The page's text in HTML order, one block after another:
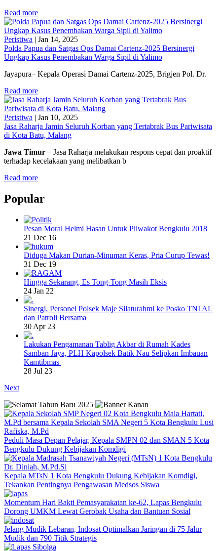
Read more
Peristiwa | Jan 14, 2025
Polda Papua dan Satgas Ops Damai Cartenz-2025 Bersinergi
Ungkap Kasus Penembakan Warga Sipil di Yalimo
Jayapura– Kepala Operasi Damai Cartenz-2025, Brigjen Pol. Dr.
Read more
Peristiwa | Jan 10, 2025
Jasa Raharja Jamin Seluruh Korban yang Tertabrak Bus Pariwisata
di Kota Batu, Malang
Jawa Timur – Jasa Raharja melakukan respons cepat dan proaktif
terhadap kecelakaan yang melibatkan b
Read more
Popular
Pesan Moral Helmi Hasan Untuk Pilwakot Bengkulu 2018
21 Dec 16
Diduga Makan Durian-Minuman Keras, Pria Curup Tewas!
31 Dec 19
Hingga Sekarang, Es Tong-Tong Masih Eksis
24 Jan 22
Sinergi, Personel Polsek Maje Silaturahmi ke Posko TNI AL
dan Patroli Bersama
30 Apr 23
Lakukan Pengamanan Tablig Akbar di Rumah Kades
Samban Jaya, PLH Kapolsek Batik Nau Selipkan Imbauan
Kamtibmas
28 Jul 23
Next
Peduli Masa Depan Pelajar, Kepala SMPN 02 dan SMAN 5 Kota
Bengkulu Dukung Kebijakan Komdigi
Kepala MTsN 1 Kota Bengkulu Dukung Kebijakan Komdigi,
Tekankan Pentingnya Pengawasan Medsos Siswa
Momentum Hari Bakti Pemasyarakatan ke-62, Lapas Bengkulu
Dorong UMKM Lewat Gerobak Usaha dan Bantuan Sosial
Jelang Mudik Lebaran, Indosat Optimalkan Jaringan di 75 Jalur
Mudik dan 790 Titik Strategis